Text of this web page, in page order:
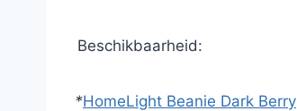
Beschikbaarheid:
*HomeLight Beanie Dark Berry